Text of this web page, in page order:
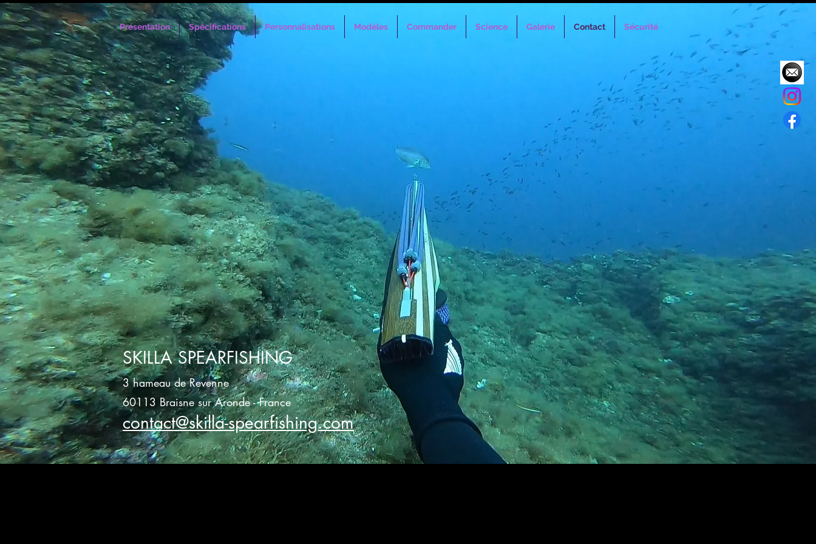
Présentation Spécifications Personnalisations Modèles Commander Science Galerie Contact Sécurité
N'hésitez pas à nous contacter par mail ou via les réseaux sociaux pour toute information
SKILLA SPEARFISHING
3 hameau de Revenne
60113 Braisne sur Aronde - France
contact@skilla-spearfishing.com